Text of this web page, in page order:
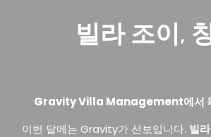
빌라 조이,
Gravity Villa Management에서
이번 달에는 Gravity가 선보입니다. 빌